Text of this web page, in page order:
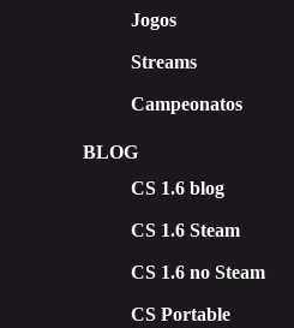
Jogos
Streams
Campeonatos
BLOG
CS 1.6 blog
CS 1.6 Steam
CS 1.6 no Steam
CS Portable